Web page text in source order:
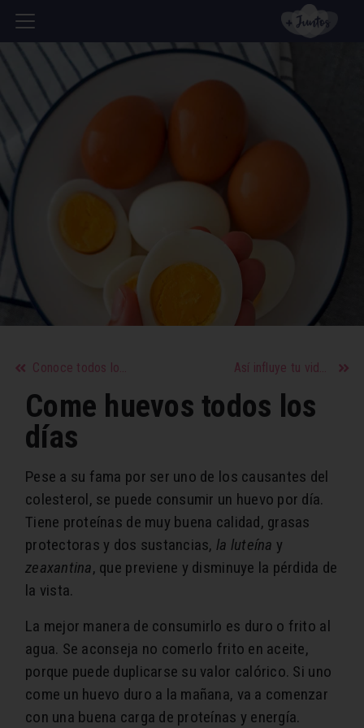
Conoce todos los beneficios de la yerba mate Así influye tu vida sexual en tu rendimiento diario
Come huevos todos los
días
Pese a su fama por ser uno de los causantes del
colesterol, se puede consumir un huevo por día.
Tiene proteínas de muy buena calidad, grasas
protectoras y dos sustancias, la luteína y
zeaxantina, que previene y disminuye la pérdida de
la vista.
La mejor manera de consumirlo es duro o frito al
agua. Se aconseja no comerlo frito en aceite,
porque puede duplicarse su valor calórico. Si uno
come un huevo duro a la mañana, va a comenzar
con una buena carga de proteínas y energía.